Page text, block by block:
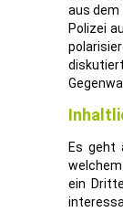
aus
Polizei
Es geht
ein